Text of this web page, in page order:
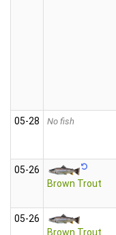
05‑28 No fish
05‑26
Brown Trout
05‑26
Brown Trout